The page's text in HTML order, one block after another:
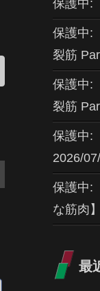
保護中:
保護中:
裂筋
保護中:
裂筋
保護中:
2026/
保護中:
な筋肉
最